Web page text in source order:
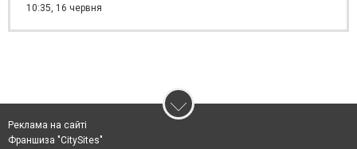
10:35, 16 червня
Реклама на сайті
Франшиза "CitySites"